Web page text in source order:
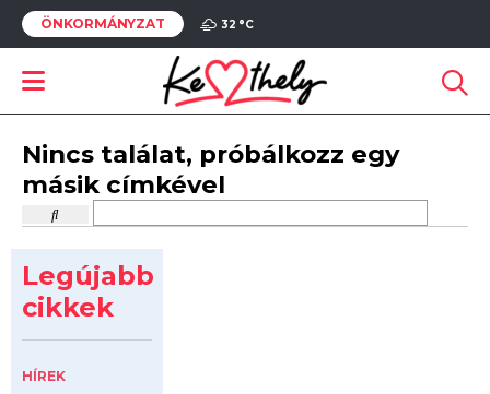
ÖNKORMÁNYZAT 32 °C
Nincs találat, próbálkozz egy
másik címkével
Legújabb
cikkek
HÍREK